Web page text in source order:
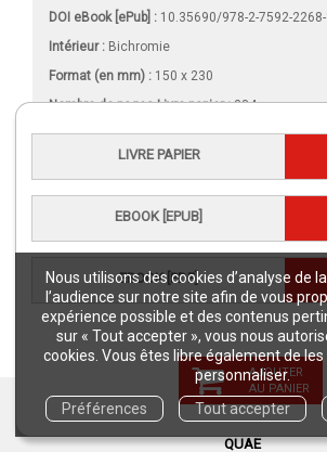
Nous utilisons des cookies d’analyse de
l’audience sur notre site afin de vous
expérience possible et des contenus
sur « Tout accepter », vous nous
cookies. Vous êtes libre également de
personnaliser.
Préférences
Tout accepter
LIVRE PAPIER
EBOOK [EPUB]
EBOOK [PDF]
AJOUTER
AU PANIER
DOI eBook [ePub] : 10.35690/978-2-7592-2268-
Intérieur : Bichromie
Format (en mm) : 150 x 230
Nombre de pages Livre papier:384
Nombre de pages eBook [PDF]:384
Poids (en grammes) : 555
Comment lire un eBook ?
Format Onix
VIDÉO
GARANTIES
QUAE